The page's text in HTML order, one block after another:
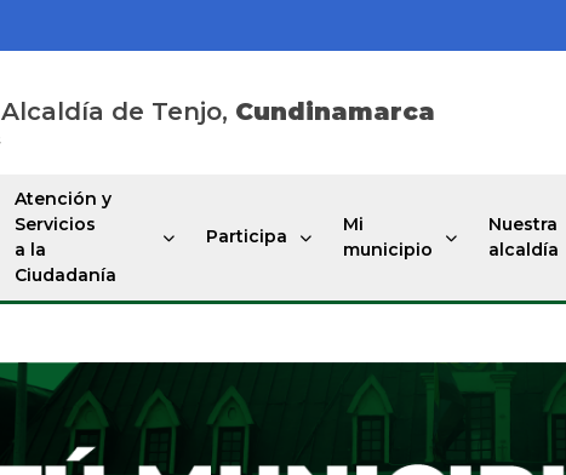
Alcaldía de Tenjo, Cundinamarca
Atención y
Servicios
a la
Ciudadanía
Participa
Mi
municipio
Nuestra
alcaldía